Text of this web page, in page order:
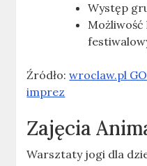
Występ
Źródło:wroclaw.pl
imprez
Zajęcia
Warsztaty jogi dla